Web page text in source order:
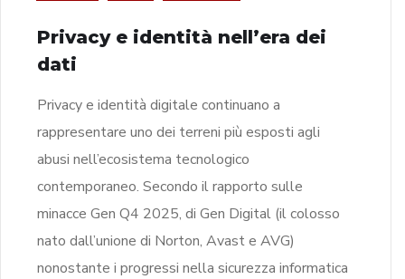
Privacy e identità nell’era dei
dati
Privacy e identità digitale continuano a
rappresentare uno dei terreni più esposti agli
abusi nell’ecosistema tecnologico
contemporaneo. Secondo il rapporto sulle
minacce Gen Q4 2025, di Gen Digital (il colosso
nato dall’unione di Norton, Avast e AVG)
nonostante i progressi nella sicurezza informatica